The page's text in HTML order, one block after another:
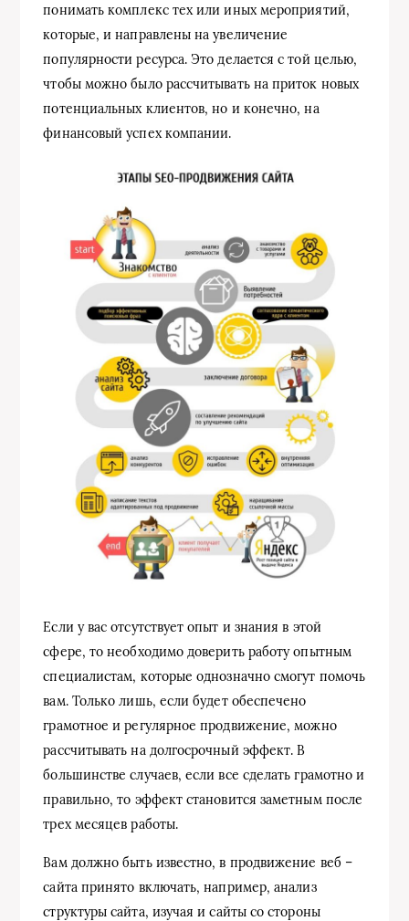
понимать комплекс тех или иных мероприятий,
которые, и направлены на увеличение
популярности ресурса. Это делается с той целью,
чтобы можно было рассчитывать на приток новых
потенциальных клиентов, но и конечно, на
финансовый успех компании.
Если у вас отсутствует опыт и знания в этой
сфере, то необходимо доверить работу опытным
специалистам, которые однозначно смогут помочь
вам. Только лишь, если будет обеспечено
грамотное и регулярное продвижение, можно
рассчитывать на долгосрочный эффект. В
большинстве случаев, если все сделать грамотно и
правильно, то эффект становится заметным после
трех месяцев работы.
Вам должно быть известно, в продвижение веб –
сайта принято включать, например, анализ
структуры сайта, изучая и сайты со стороны